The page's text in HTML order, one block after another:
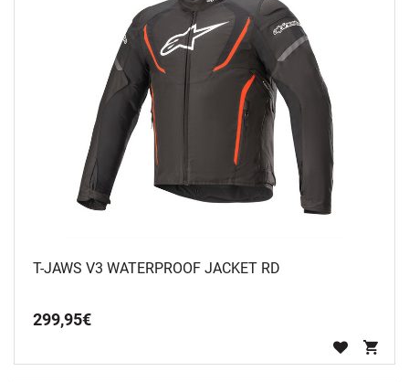
T-JAWS V3 WATERPROOF JACKET RD
299,95€